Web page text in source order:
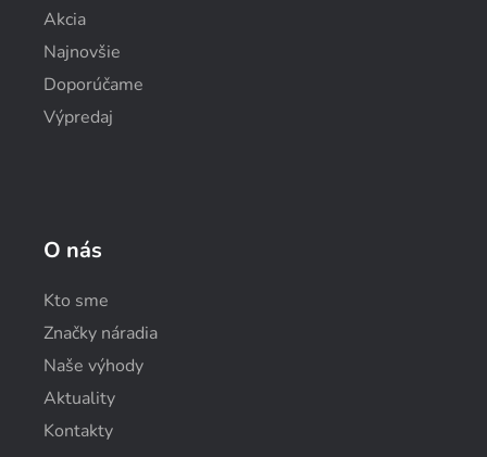
Akcia
Najnovšie
Doporúčame
Výpredaj
O nás
Kto sme
Značky náradia
Naše výhody
Aktuality
Kontakty